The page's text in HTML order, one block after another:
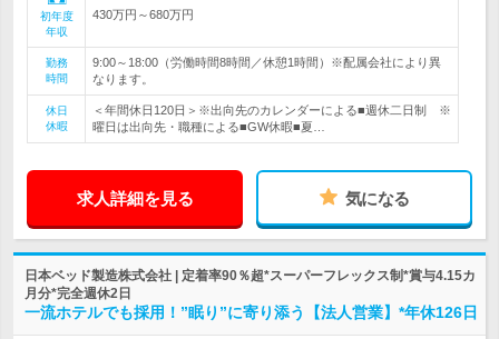
初年度
年収
430万円～680万円
勤務
時間
9:00～18:00（労働時間8時間／休憩1時間）※配属会社により異
なります。
休日
休暇
＜年間休日120日＞※出向先のカレンダーによる■週休二日制 ※
曜日は出向先・職種による■GW休暇■夏…
求人詳細を見る 気になる
日本ベッド製造株式会社 | 定着率90％超*スーパーフレックス制*賞与4.15カ
月分*完全週休2日
一流ホテルでも採用！”眠り”に寄り添う【法人営業】*年休126日